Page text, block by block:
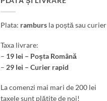
Plata: ramburs la poștă sau curier
Taxa livrare:
– 19 lei – Poșta Română
– 29 lei – Curier rapid
La comenzi mai mari de 200 lei
taxele sunt plătite de noi!